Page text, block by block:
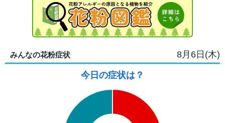
みんなの花粉症状 8月6日(木)
今日の症状は？